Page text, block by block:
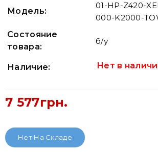
Модель:
01-HP-Z420-
000-K2000-
Состояние
товара:
б/у
Наличие: Нет в
7 577грн.
Нет На Складе